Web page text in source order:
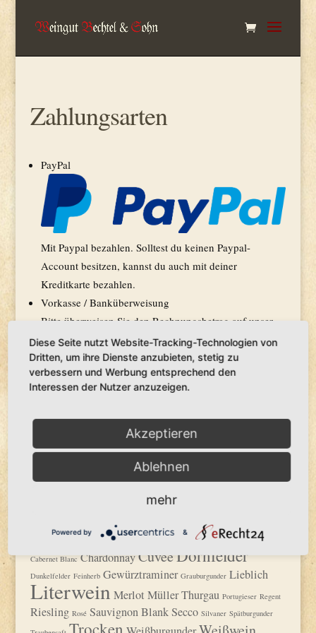
Zahlungsarten
PayPal
Mit Paypal bezahlen. Solltest du keinen Paypal-
Account besitzen, kannst du auch mit deiner
Kreditkarte bezahlen.
Vorkasse / Banküberweisung
Bitte überweisen Sie den Rechnungsbetrag auf unser
Bankkonto und verwenden Sie Ihre Bestellnummer als
Zahlungsreferenz. Ihre Bestellung wird versendet,
sobald der Betrag auf unserem Konto gutgeschrieben
wurde.
Weingut Bechtel und Sohn GbR
Inhaber Volker, Jens und Birgit Bechtel
Vereinigte VR Bank Kur.- und Rheinpfalz eG Speyer
DE43 5479 0000 0010 6521 54
Sorten
Cabernet Blanc ChardonnayCuvéeDornfelder
Dunkelfelder Feinherb Gewürztraminer Grauburgunder Lieblich
Literwein Merlot Müller Thurgau Portugieser Regent
Riesling Rosé Sauvignon Blank Secco Silvaner Spätburgunder
Diese Seite nutzt Website-Tracking-Technologien von
Dritten, um ihre Dienste anzubieten, stetig zu
verbessern und Werbung entsprechend den
Interessen der Nutzer anzuzeigen.
Akzeptieren
Ablehnen
mehr
Powered by &